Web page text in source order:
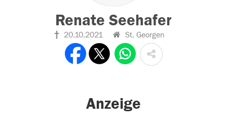
Renate Seehafer
20.10.2021 St. Georgen
Anzeige